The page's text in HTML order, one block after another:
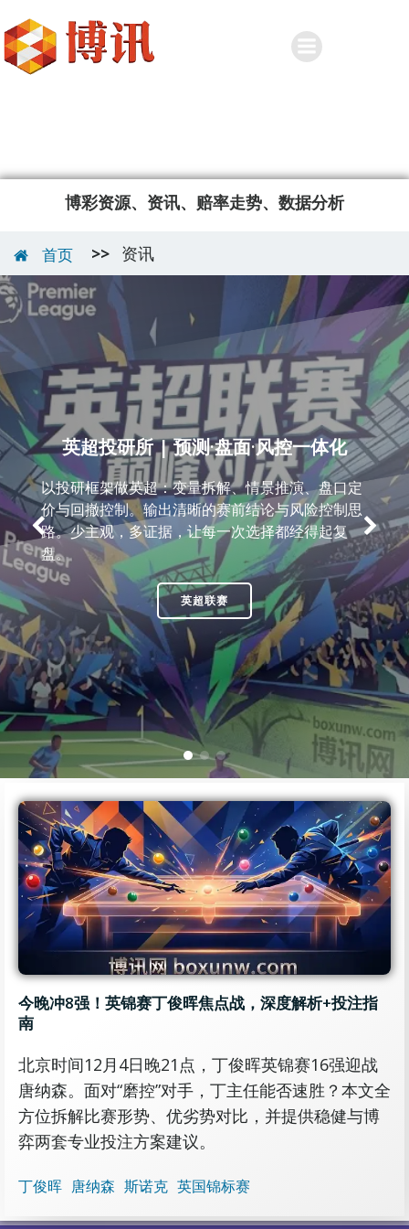
博彩资源、资讯、赔率走势、数据分析
首页 >> 资讯
英超投研所 | 预测·盘面·风控一体化
以投研框架做英超：变量拆解、情景推演、盘口定
价与回撤控制。输出清晰的赛前结论与风险控制思
路。少主观，多证据，让每一次选择都经得起复
盘。
英超联赛
今晚冲8强！英锦赛丁俊晖焦点战，深度解析+投注指
南
北京时间12月4日晚21点，丁俊晖英锦赛16强迎战
唐纳森。面对“磨控”对手，丁主任能否速胜？本文全
方位拆解比赛形势、优劣势对比，并提供稳健与博
弈两套专业投注方案建议。
丁俊晖 唐纳森 斯诺克 英国锦标赛